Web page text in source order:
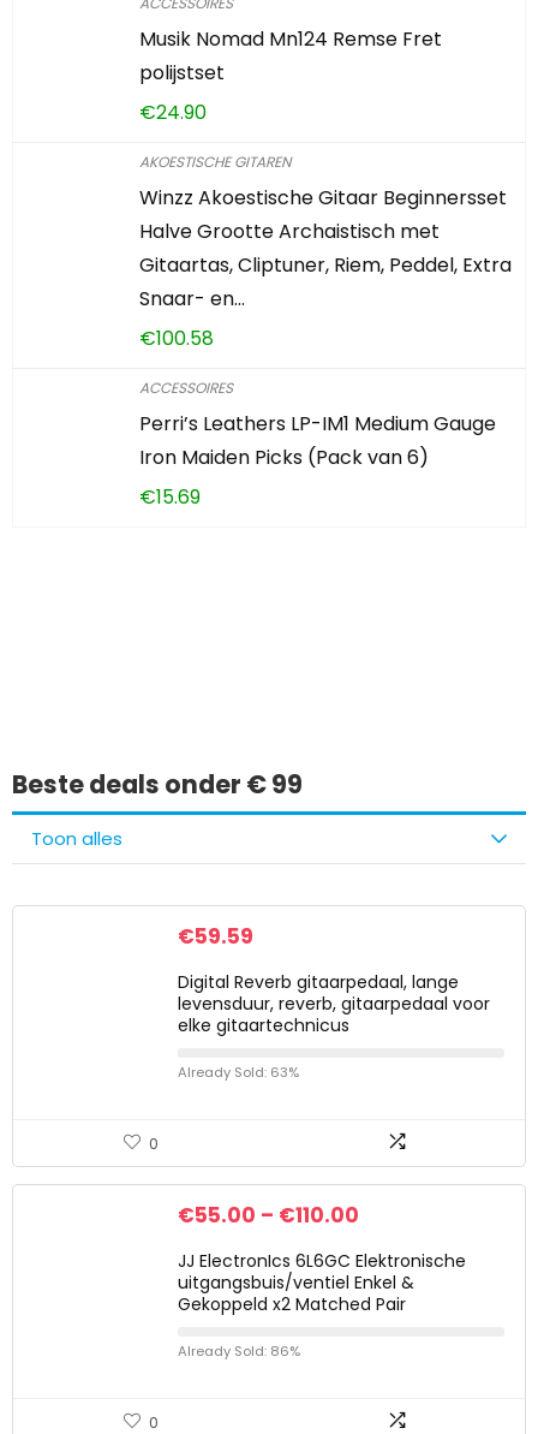
Musik Nomad Mn124 Remse Fret
polijstset
€24.90
AKOESTISCHE GITAREN
Winzz Akoestische Gitaar Beginnersset
Halve Grootte Archaistisch met
Gitaartas, Cliptuner, Riem, Peddel, Extra
Snaar- en…
€100.58
ACCESSOIRES
Perri’s Leathers LP-IM1 Medium Gauge
Iron Maiden Picks (Pack van 6)
€15.69
Beste deals onder € 99
Toon alles
€59.59
Digital Reverb gitaarpedaal, lange
levensduur, reverb, gitaarpedaal voor
elke gitaartechnicus
Already Sold: 63%
0
€55.00 – €110.00
JJ ElectronIcs 6L6GC Elektronische
uitgangsbuis/ventiel Enkel &
Gekoppeld x2 Matched Pair
Already Sold: 86%
0